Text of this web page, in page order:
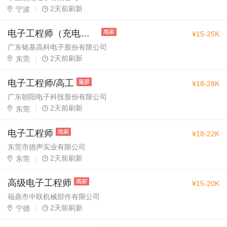
宁波
| 2天前刷新
电子工程师（充电器）
广东铭基高科电子股份有限公司
东莞
| 2天前刷新
¥15-25K
电子工程师/高工
广东朝阳电子科技股份有限公司
东莞
| 2天前刷新
¥18-28K
电子工程师
东莞市德声实业有限公司
东莞
| 2天前刷新
¥18-22K
高级电子工程师
福鼎市中联机械部件有限公司
宁德
| 2天前刷新
¥15-20K